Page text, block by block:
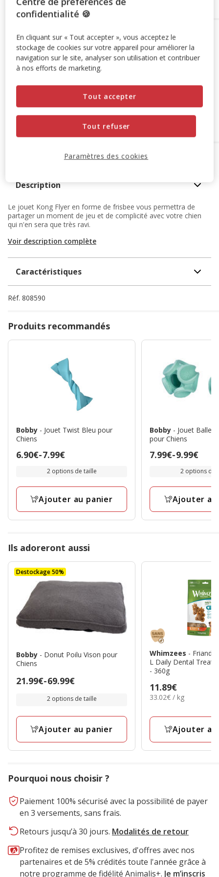
Options de livraison Détails livraison
Retrait en magasin
Disponible
Voir la disponibilité en magasin
Livraison dans 72h offert dès 69€ d'achat
Livraison à domicile
dès 69€ d’achat
A propos de ce produit
Description
Le jouet Kong Flyer en forme de frisbee vous permettra de
partager un moment de jeu et de complicité avec votre chien
qui n'en sera que très ravi.
Voir description complète
Caractéristiques
Réf. 808590
Produits recommandés
Bobby - Jouet Twist Bleu pour
Chiens
Prix
à
7.99€
6.90€-7.99€
2 options de taille
Ajouter au panier
Bobby - Jouet Balle
pour Chiens
Prix
à
9.99€
7.99€-9.99€
2 options de
Ajouter
Ils adoreront aussi
Destockage 50%
Bobby - Donut Poilu Vison pour
Chiens
Prix
à
69.99€
21.99€-69.99€
2 options de taille
Ajouter au panier
Whimzees -
L Daily Dental Treats
- 360g
Prix
11.89€
11.89€
33.02€
Kg
33.02€ / kg
Ajouter
Pourquoi nous choisir ?
Paiement 100% sécurisé avec la possibilité de payer
en 3 versements, sans frais.
Retours jusqu’à 30 jours. Modalités de retour
Profitez de remises exclusives, d'offres avec nos
partenaires et de 5% crédités toute l'année grâce à
notre programme de fidélité Animalis+. Je m’inscris
confidentialité 🍪
En cliquant sur « Tout accepter », vous acceptez le
stockage de cookies sur votre appareil pour améliorer la
navigation sur le site, analyser son utilisation et contribuer
à nos efforts de marketing.
Tout refuser
Tout accepter
Paramètres des cookies